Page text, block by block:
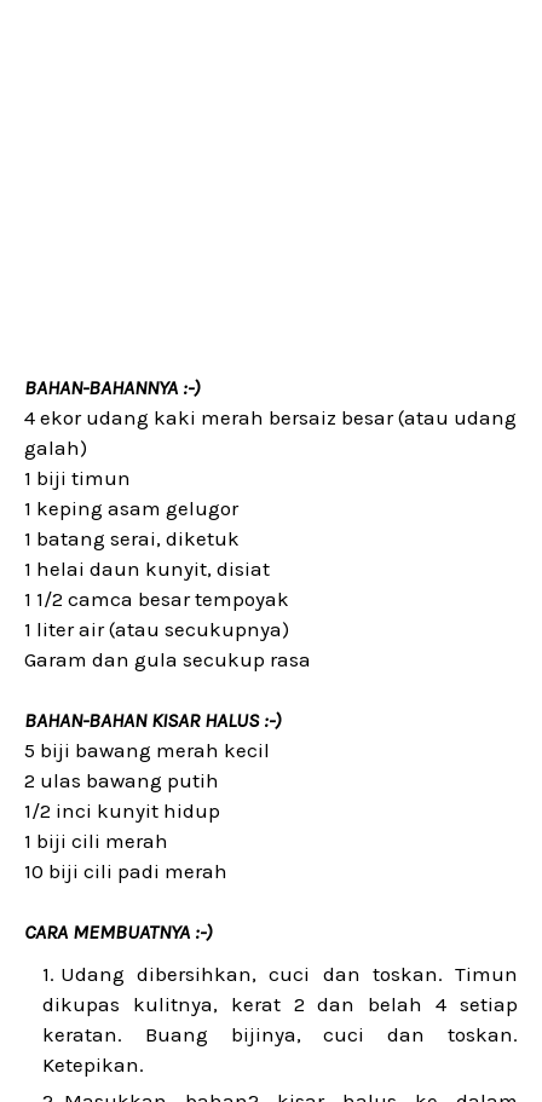
BAHAN-BAHANNYA :-)
4 ekor udang kaki merah bersaiz besar (atau udang
galah)
1 biji timun
1 keping asam gelugor
1 batang serai, diketuk
1 helai daun kunyit, disiat
1 1/2 camca besar tempoyak
1 liter air (atau secukupnya)
Garam dan gula secukup rasa
BAHAN-BAHAN KISAR HALUS :-)
5 biji bawang merah kecil
2 ulas bawang putih
1/2 inci kunyit hidup
1 biji cili merah
10 biji cili padi merah
CARA MEMBUATNYA :-)
Udang dibersihkan, cuci dan toskan. Timun
dikupas kulitnya, kerat 2 dan belah 4 setiap
keratan. Buang bijinya, cuci dan toskan.
Ketepikan.